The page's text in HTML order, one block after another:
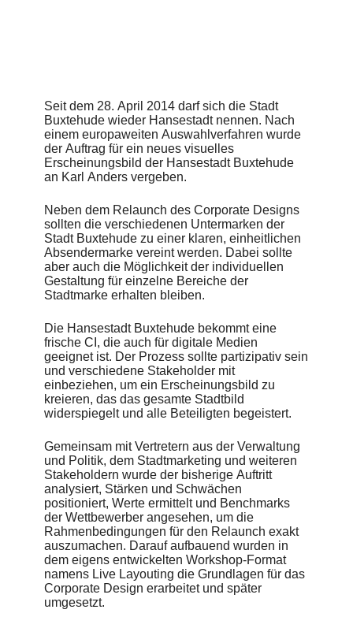
Design erarbeitet und später umgesetzt.
Herausgekommen ist ein moderner Auftritt, der alle
städtischen Angebote bündelt und kennzeichnet. Das
Erscheinungsbild der Hansestadt Buxtehude ist nun
professioneller und zeichnet sich durch prägnante Farben
und eine starke Typografie mit einem hohen
Agentur
Karl Anders
Seit dem 28. April 2014 darf sich die Stadt
Buxtehude wieder Hansestadt nennen. Nach
einem europaweiten Auswahlverfahren wurde
der Auftrag für ein neues visuelles
Erscheinungsbild der Hansestadt Buxtehude
an Karl Anders vergeben.
Neben dem Relaunch des Corporate Designs
sollten die verschiedenen Untermarken der
Stadt Buxtehude zu einer klaren, einheitlichen
Absendermarke vereint werden. Dabei sollte
aber auch die Möglichkeit der individuellen
Gestaltung für einzelne Bereiche der
Stadtmarke erhalten bleiben.
Die Hansestadt Buxtehude bekommt eine
frische CI, die auch für digitale Medien
geeignet ist. Der Prozess sollte partizipativ sein
und verschiedene Stakeholder mit
einbeziehen, um ein Erscheinungsbild zu
kreieren, das das gesamte Stadtbild
widerspiegelt und alle Beteiligten begeistert.
Gemeinsam mit Vertretern aus der Verwaltung
und Politik, dem Stadtmarketing und weiteren
Stakeholdern wurde der bisherige Auftritt
analysiert, Stärken und Schwächen
positioniert, Werte ermittelt und Benchmarks
der Wettbewerber angesehen, um die
Rahmenbedingungen für den Relaunch exakt
auszumachen. Darauf aufbauend wurden in
dem eigens entwickelten Workshop-Format
namens Live Layouting die Grundlagen für das
Corporate Design erarbeitet und später
umgesetzt.